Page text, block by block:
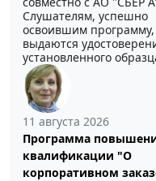
Слушателям, успешно
освоившим программу,
выдаются
установленного
11 августа 2026
Программа
квалификации "О
корпоративном